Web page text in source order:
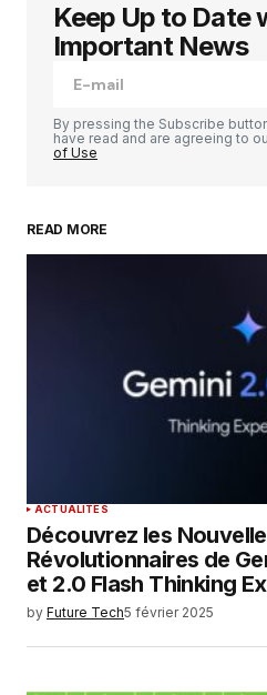
Votre adresse e-mail ne
champs obligatoires sont
Your Name
Enregistrer mon nom,
site dans le
commentaire.
Keep Up to Date
Important News
By pressing the Subscribe
have read and are agreeing to
of Use
READ MORE
ACTUALITÉS
Découvrez les
Révolutionnaires de
et 2.0 Flash Thinking
by Future Tech5 février 2025